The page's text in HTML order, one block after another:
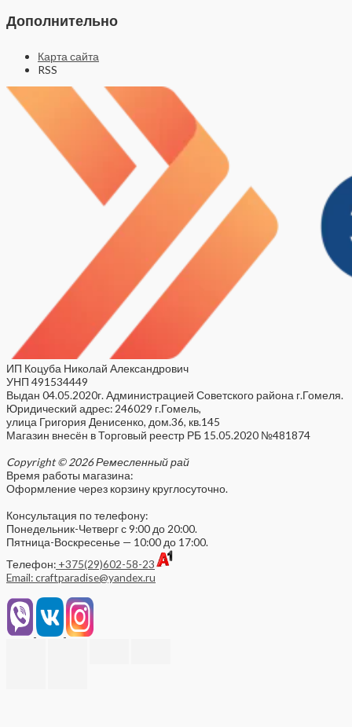
Дополнительно
Карта сайта
RSS
ИП Коцуба Николай Александрович
УНП 491534449
Выдан 04.05.2020г. Администрацией Советского района г.Гомеля.
Юридический адрес: 246029 г.Гомель,
улица Григория Денисенко, дом.36, кв.145
Магазин внесён в Торговый реестр РБ 15.05.2020 №481874
Copyright © 2026 Ремесленный рай
Время работы магазина:
Оформление через корзину круглосуточно.
Консультация по телефону:
Понедельник-Четверг с 9:00 до 20:00.
Пятница-Воскресенье — 10:00 до 17:00.
Телефон: +375(29)602-58-23
Email: craftparadise@yandex.ru